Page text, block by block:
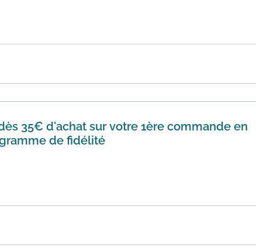
vous propose Gémo! Bénéficiez de 10% de réduction
35€ d'achat sur votre 1ère commande en
de fidélité
d'achat sur votre 1ère commande en vous inscrivant